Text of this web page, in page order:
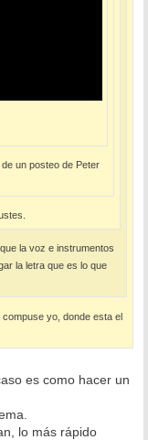
un posteo de Peter
la voz e instrumentos
la letra que es lo que
yo, donde esta el
es como hacer un
lo más rápido